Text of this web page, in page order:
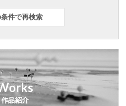
件で再検索
作品紹介